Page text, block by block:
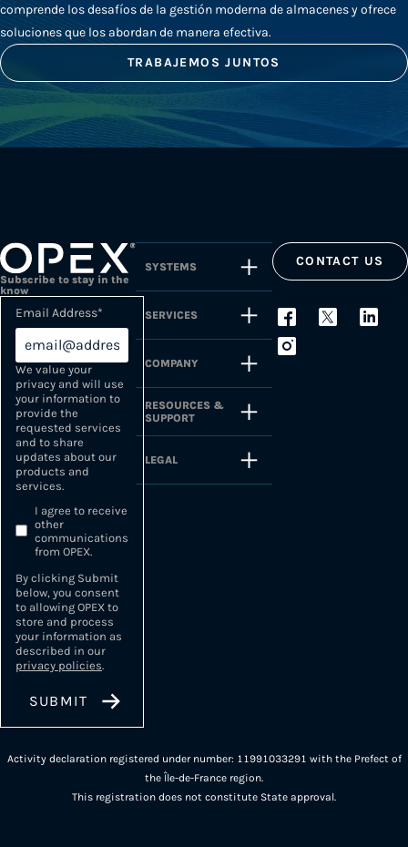
comprende los desafíos de la gestión moderna de almacenes y ofrece
soluciones que los abordan de manera efectiva.
TRABAJEMOS JUNTOS
Subscribe to stay in the
know
Email Address*
We value your
privacy and will use
your information to
provide the
requested services
and to share
updates about our
products and
services.
I agree to receive
other
communications
from OPEX.
By clicking Submit
below, you consent
to allowing OPEX to
store and process
your information as
described in our
privacy policies.
SYSTEMS
SERVICES
COMPANY
RESOURCES &
SUPPORT
LEGAL
CONTACT US
Activity declaration registered under number: 11991033291 with the Prefect of
the Île-de-France region.
This registration does not constitute State approval.